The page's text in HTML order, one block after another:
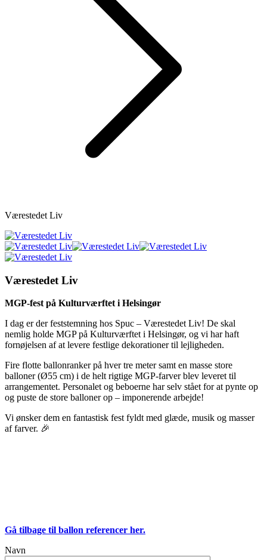
Værestedet Liv
Værestedet Liv
MGP-fest på Kulturværftet i Helsingør
I dag er der feststemning hos Spuc – Værestedet Liv! De skal
nemlig holde MGP på Kulturværftet i Helsingør, og vi har haft
fornøjelsen af at levere festlige dekorationer til lejligheden.
Fire flotte ballonranker på hver tre meter samt en masse store
balloner (Ø55 cm) i de helt rigtige MGP-farver blev leveret til
arrangementet. Personalet og beboerne har selv stået for at pynte op
og puste de store balloner op – imponerende arbejde!
Vi ønsker dem en fantastisk fest fyldt med glæde, musik og masser
af farver. 🎉
Gå tilbage til ballon referencer her.
Navn